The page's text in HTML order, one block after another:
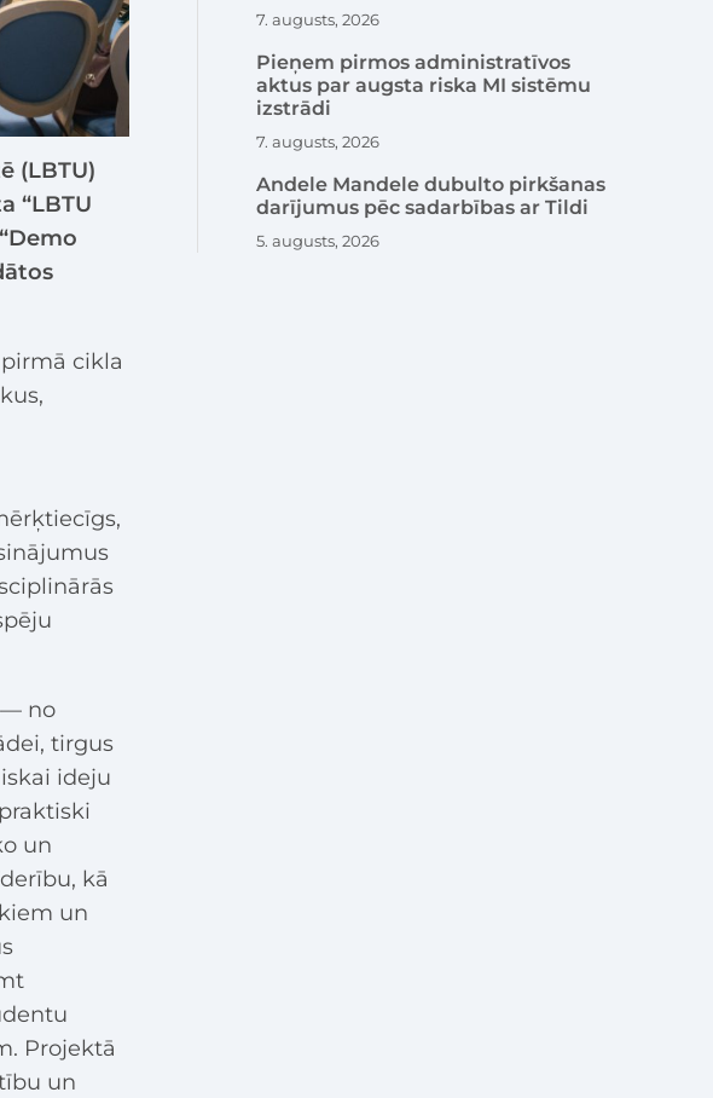
(LBTU)
“LBTU
cikla
— no
tirgus
ideju
un
kā
un
Projektā
un
7. augusts, 2026
Pieņem pirmos administratīvos
aktus par augsta riska MI sistēmu
izstrādi
7. augusts, 2026
Andele Mandele dubulto pirkšanas
darījumus pēc sadarbības ar Tildi
5. augusts, 2026